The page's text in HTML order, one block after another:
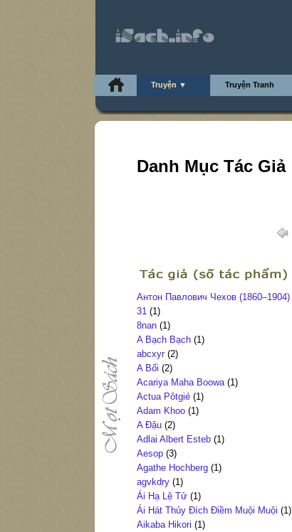
Truyện ▼ Truyện Tranh
Danh Mục Tác Giả
Антон Павлович Чехов (1860–1904)
31 (1)
8nan (1)
A Bạch Bạch (1)
abcxyr (2)
A Bối (2)
Acariya Maha Boowa(1)
Actua Pôtgié (1)
Adam Khoo (1)
A Đậu (2)
Adlai Albert Esteb (1)
Aesop (3)
Agathe Hochberg (1)
agvkdry (1)
Ái Hạ Lệ Tử (1)
Ái Hát Thủy Đích Điềm Muội Muội (1)
Aikaba Hikori (1)